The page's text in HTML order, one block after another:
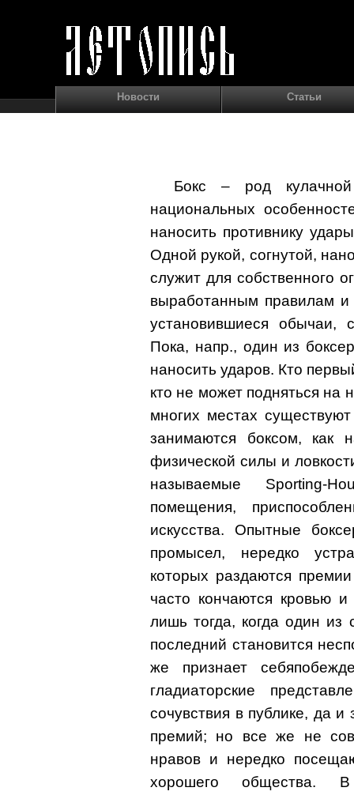
Новости Статьи
Бокс – род
национальных
наносить противнику
Одной рукой, согнутой,
служит для собственного
выработанным правилам и
установившиеся обычаи,
Пока, напр., один из
наносить ударов. Кто
кто не может подняться на
многих местах
занимаются боксом, как
физической силы и
называемые Sporting-
помещения,
искусства. Опытные
промысел, нередко
которых раздаются
часто кончаются кровью
лишь тогда, когда один из
последний становится
же признает
гладиаторские
сочувствия в публике, да
премий; но все же не
нравов и нередко
хорошего общества.